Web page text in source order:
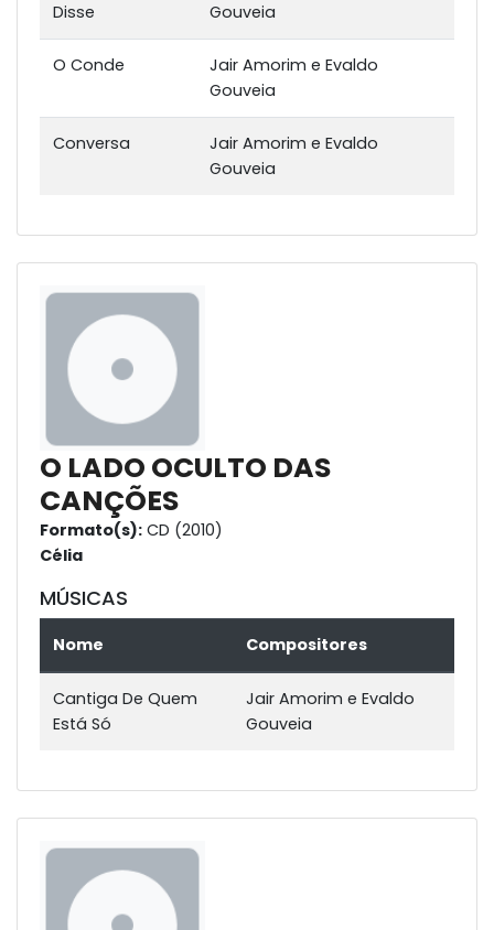
Disse
Gouveia
O Conde
Jair Amorim e Evaldo
Gouveia
Conversa
Jair Amorim e Evaldo
Gouveia
O LADO OCULTO DAS
CANÇÕES
Formato(s): CD (2010)
Célia
MÚSICAS
Nome Compositores
Cantiga De Quem
Está Só
Jair Amorim e Evaldo
Gouveia